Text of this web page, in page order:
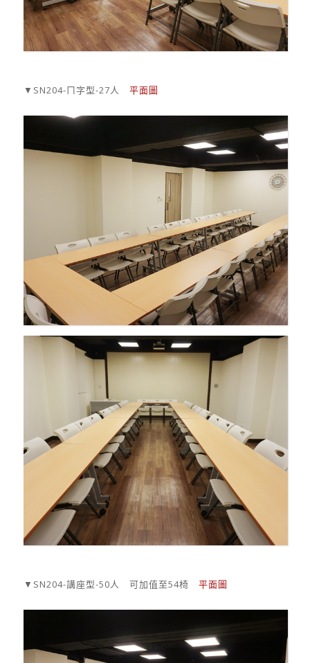
▼SN204-ㄇ字型-27人 平面圖
▼SN204-講座型-50人 可加值至54椅 平面圖